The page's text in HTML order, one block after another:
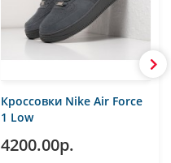
Кроссовки Nike Air Force
1 Low
4200.00р.